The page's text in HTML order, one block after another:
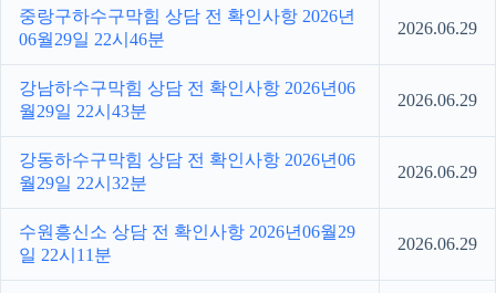
중랑구하수구막힘 상담 전 확인사항 2026년
06월29일 22시46분
2026.06.29
강남하수구막힘 상담 전 확인사항 2026년06
월29일 22시43분
2026.06.29
강동하수구막힘 상담 전 확인사항 2026년06
월29일 22시32분
2026.06.29
수원흥신소 상담 전 확인사항 2026년06월29
일 22시11분
2026.06.29